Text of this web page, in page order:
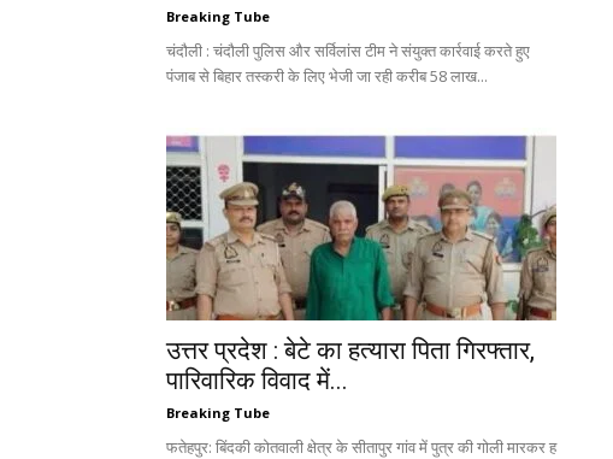
Breaking Tube
चंदौली : चंदौली पुलिस और सर्विलांस टीम ने संयुक्त कार्रवाई करते हुए
पंजाब से बिहार तस्करी के लिए भेजी जा रही करीब 58 लाख...
उत्तर प्रदेश : बेटे का हत्यारा पिता गिरफ्तार,
पारिवारिक विवाद में...
Breaking Tube
फतेहपुर: बिंदकी कोतवाली क्षेत्र के सीतापुर गांव में पुत्र की गोली मारकर ह